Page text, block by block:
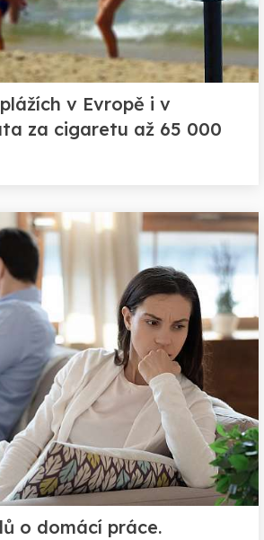
v Evropě i v
za cigaretu až 65 000
o domácí práce.